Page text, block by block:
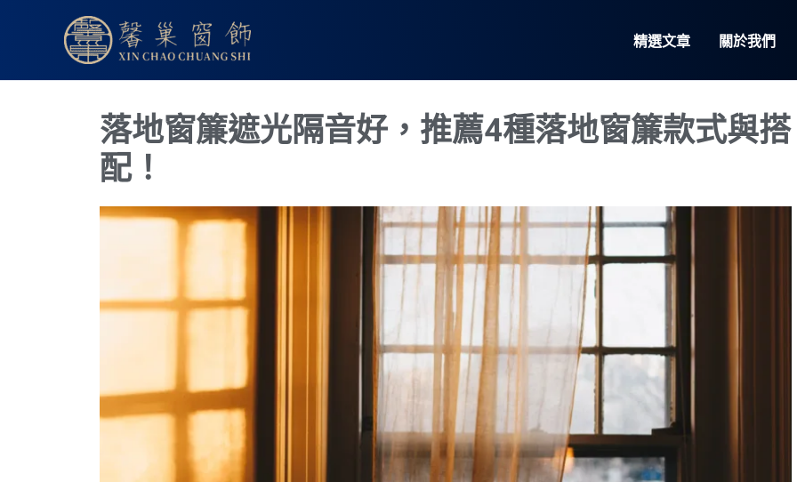
精選文章 關於我們
落地窗簾遮光隔音好，推薦4種落地窗簾款式與搭
配！